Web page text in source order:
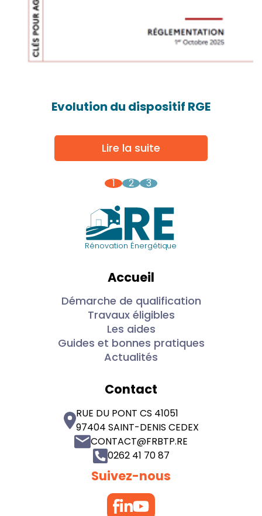
Evolution du dispositif RGE
Lire la suite
1 2 3
Rénovation Énergétique
Accueil
Démarche de qualification
Travaux éligibles
Les aides
Guides et bonnes pratiques
Actualités
Contact
RUE DU PONT CS 41051
97404 SAINT-DENIS CEDEX
CONTACT@FRBTP.RE
0262 41 70 87
Suivez-nous